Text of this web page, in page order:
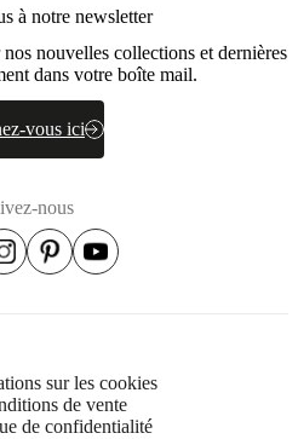
à notre newsletter
nouvelles collections et dernières
dans votre boîte mail.
vous ici
nous
sur les cookies
de vente
de confidentialité